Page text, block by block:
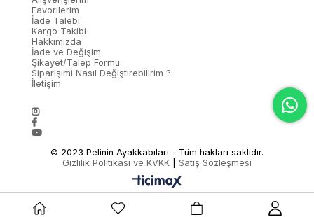
Favorilerim
İade Talebi
Kargo Takibi
Hakkımızda
İade ve Değişim
Şikayet/Talep Formu
Siparişimi Nasıl Değiştirebilirim ?
İletişim
© 2023 Pelinin Ayakkabıları - Tüm hakları saklıdır.
Gizlilik Politikası ve KVKK
Satış Sözleşmesi